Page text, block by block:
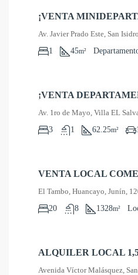
461,500
¡VENTA
Av. Javier Prado Este, San Isidro
1
45m²
US$ 76,000
¡VENTA
Av. 1ro de Mayo, Villa EL
3
1 62.25m²
VENTA LOCAL
El Tambo, Huancayo, Junín,
20
8 1328m²
US$ 2,000
ALQUILER LOCAL
Avenida Víctor Malásquez,